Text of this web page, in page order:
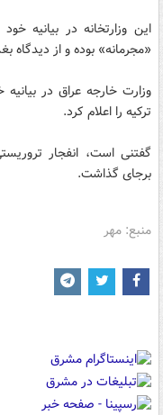
این وزارتخانه در بیانیه
«مجرمانه» بوده و از
وزارت خارجه عراق در
ترکیه را اعلام کرد.
برجای گذاشت.
منبع: مهر